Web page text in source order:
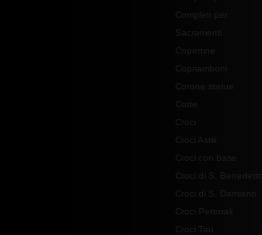
Completi per
Sacramenti
Copertine
Copriamboni
Corone statue
Cotte
Croci
Croci Astili
Croci con base
Croci di S. Benedetto
Croci di S. Damiano
Croci Pettorali
Croci Tau